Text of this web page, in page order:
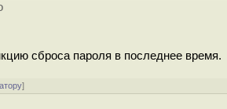
сброса пароля в последнее время.
]